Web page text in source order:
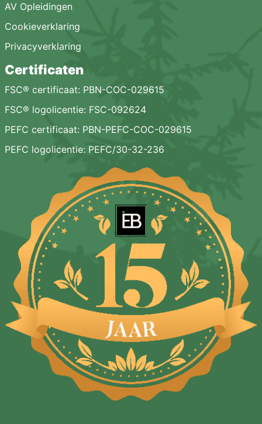
AV Opleidingen
Cookieverklaring
Privacyverklaring
Certificaten
FSC® certificaat: PBN-COC-029615
FSC® logolicentie: FSC-092624
PEFC certificaat: PBN-PEFC-COC-029615
PEFC logolicentie: PEFC/30-32-236